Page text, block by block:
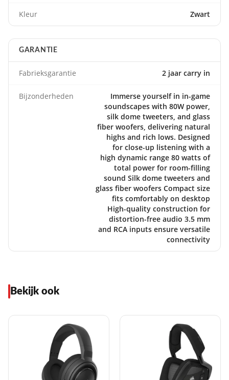
Kleur Zwart
GARANTIE
Fabrieksgarantie 2 jaar carry in
Bijzonderheden
Immerse yourself in in-game
soundscapes with 80W power,
silk dome tweeters, and glass
fiber woofers, delivering natural
highs and rich lows. Designed
for close-up listening with a
high dynamic range 80 watts of
total power for room-filling
sound Silk dome tweeters and
glass fiber woofers Compact size
fits comfortably on desktop
High-quality construction for
distortion-free audio 3.5 mm
and RCA inputs ensure versatile
connectivity
Bekijk ook